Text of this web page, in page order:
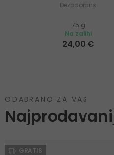
Dezodorans
75 g
Na zalihi
24,00 €
ODABRANO ZA VAS
GRATIS